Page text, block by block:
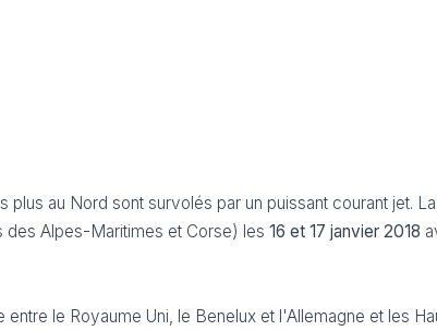
plus au Nord sont survolés par un puissant courant jet. La
des Alpes-Maritimes et Corse) les 16 et 17 janvier 2018
entre le Royaume Uni, le Benelux et l'Allemagne et les